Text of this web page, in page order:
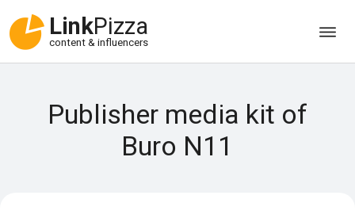
LinkPizza
content & influencers
Publisher media kit of
Buro N11